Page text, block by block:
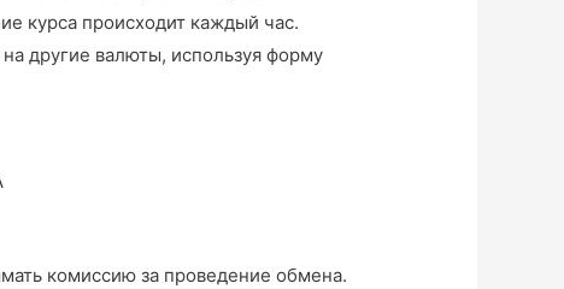
курса происходит каждый час.
другие валюты, используя форму
комиссию за проведение обмена.